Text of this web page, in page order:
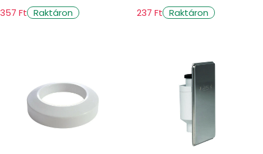
357 Ft Raktáron
237 Ft Raktáron